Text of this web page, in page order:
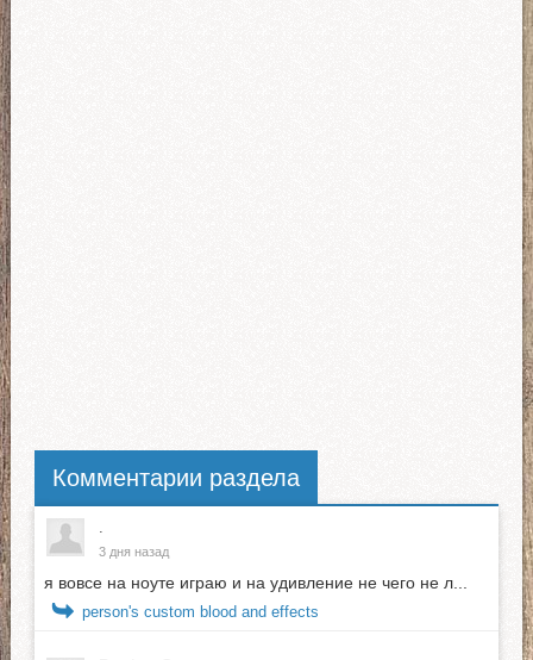
Комментарии раздела
3 дня назад
я вовсе на ноуте играю и на удивление не чего не л...
person's custom blood and effects